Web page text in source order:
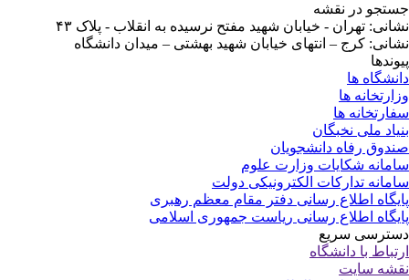
در نقشه
تهران - خیابان شهید مفتح نرسیده به انقلاب - پلاک ۴۳
کرج – انتهای خیابان شهید بهشتی – میدان دانشگاه
ها
ها
ها
ملی نخبگان
رفاه دانشجویان
شکایات وزارت علوم
تدارکات الکترونیکی دولت
اطلاع رسانی دفتر مقام معظم رهبری
اطلاع رسانی ریاست جمهوری اسلامی
سریع
با دانشگاه
سایت